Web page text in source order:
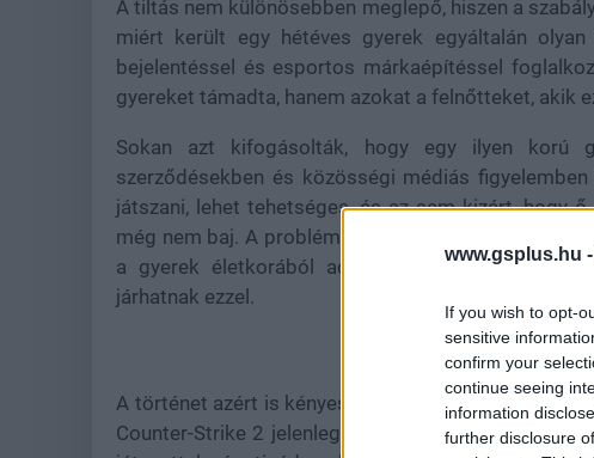
www.gsplus.hu -
If you wish to opt-
sensitive
confirm your
continue seeing
information
further disclosure
A tiltás nem különösebben meglepő, hiszen a
miért került egy hétéves gyerek egyáltalán
bejelentéssel és esportos márkaépítéssel
gyereket támadta, hanem azokat a felnőtteket, akik
Sokan azt kifogásolták, hogy egy ilyen korú
szerződésekben és közösségi médiás
játszani, lehet tehetséges, és az sem kizárt, hogy
még nem baj. A probléma ott kezdődik, amikor egy
a gyerek életkorából adódóan nem értheti,
járhatnak ezzel.
A történet azért is kényes, mert az esportban
Counter-Strike 2 jelenlegi sztárjai között is vannak